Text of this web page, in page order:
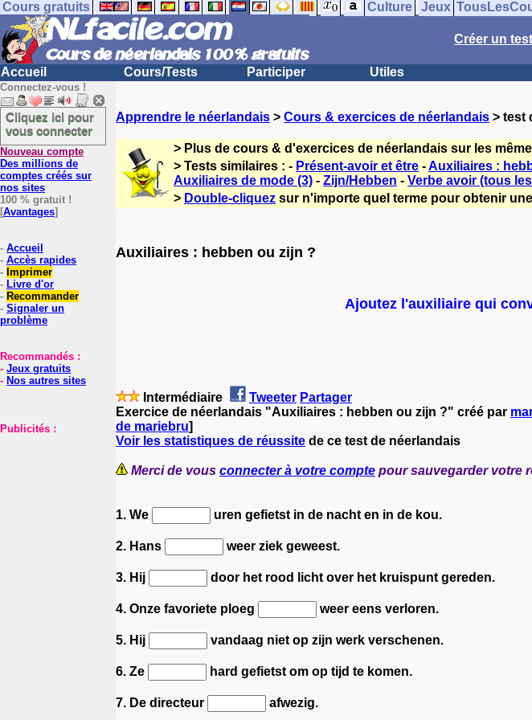
Cours gratuits Culture Jeux
Créer un test
Accueil Cours/Tests Participer Utiles
Connectez-vous !
Cliquez ici pour
vous connecter
Nouveau compte
Des millions de
comptes créés sur
nos sites
100 % gratuit !
[Avantages]
- Accueil
- Accès rapides
- Imprimer
- Livre d'or
- Recommander
- Signaler un
problème
Recommandés :
- Jeux gratuits
- Nos autres sites
Publicités :
Apprendre le néerlandais > Cours & exercices de néerlandais > test
> Plus de cours & d'exercices de néerlandais sur les
> Tests similaires : - Présent-avoir et être -Auxiliaires :
Auxiliaires de mode (3) - Zijn/Hebben - Verbe avoir (tous
> Double-cliquez sur n'importe quel terme pour obtenir
Auxiliaires : hebben ou zijn ?
Ajoutez l'auxiliaire qui
Intermédiaire Tweeter Partager
Exercice de néerlandais "Auxiliaires : hebben ou zijn ?" créé par
de mariebru]
Voir les statistiques de réussite de ce test de néerlandais
Merci de vous connecter à votre compte pour sauvegarder votre
1. We uren gefietst in de nacht en in de kou.
2. Hans weer ziek geweest.
3. Hij door het rood licht over het kruispunt gereden.
4. Onze favoriete ploeg weer eens verloren.
5. Hij vandaag niet op zijn werk verschenen.
6. Ze hard gefietst om op tijd te komen.
7. De directeur afwezig.